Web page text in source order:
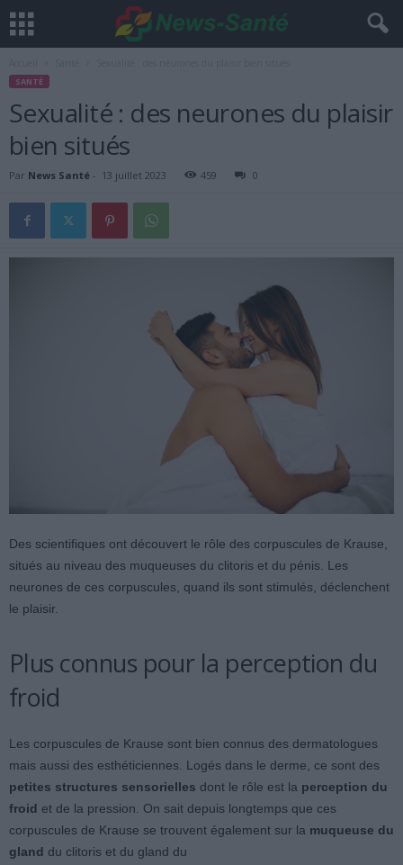
SANTÉ
Sexualité : des neurones du plaisir
bien situés
Par News Santé - 13 juillet 2023 459 0
Des scientifiques ont découvert le rôle des corpuscules de Krause,
situés au niveau des muqueuses du clitoris et du pénis. Les
neurones de ces corpuscules, quand ils sont stimulés, déclenchent
le plaisir.
Plus connus pour la perception du
froid
Les corpuscules de Krause sont bien connus des dermatologues
mais aussi des esthéticiennes. Logés dans le derme, ce sont des
petites structures sensorielles dont le rôle est la perception du
froid et de la pression. On sait depuis longtemps que ces
corpuscules de Krause se trouvent également sur la muqueuse du
gland du clitoris et du gland du